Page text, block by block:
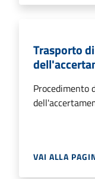
Trasporto
Procedimento
VAI ALLA